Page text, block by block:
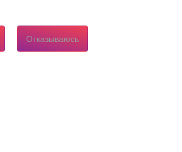
Отказываюсь